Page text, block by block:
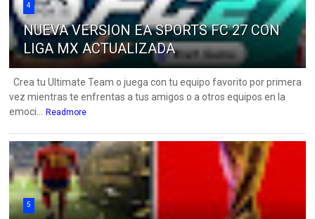
4
NUEVA VERSION EA SPORTS FC 27 CON
LIGA MX ACTUALIZADA
Crea tu Ultimate Team o juega con tu equipo favorito por primera
vez mientras te enfrentas a tus amigos o a otros equipos en la
emoci...
Readmore
5